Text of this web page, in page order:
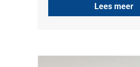
Lees meer